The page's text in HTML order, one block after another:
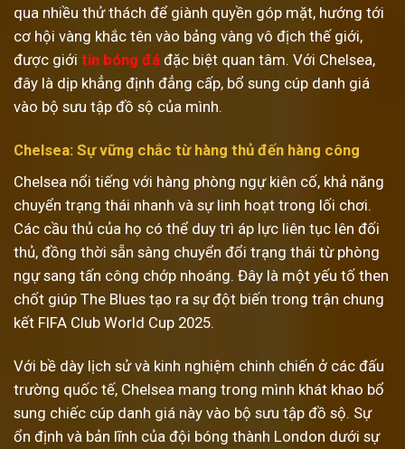
qua nhiều thử thách để giành quyền góp mặt, hướng tới
cơ hội vàng khắc tên vào bảng vàng vô địch thế giới,
được giới tin bóng đá đặc biệt quan tâm. Với Chelsea,
đây là dịp khẳng định đẳng cấp, bổ sung cúp danh giá
vào bộ sưu tập đồ sộ của mình.
Chelsea: Sự vững chắc từ hàng thủ đến hàng công
Chelsea nổi tiếng với hàng phòng ngự kiên cố, khả năng
chuyển trạng thái nhanh và sự linh hoạt trong lối chơi.
Các cầu thủ của họ có thể duy trì áp lực liên tục lên đối
thủ, đồng thời sẵn sàng chuyển đổi trạng thái từ phòng
ngự sang tấn công chớp nhoáng. Đây là một yếu tố then
chốt giúp The Blues tạo ra sự đột biến trong trận chung
kết FIFA Club World Cup 2025.
Với bề dày lịch sử và kinh nghiệm chinh chiến ở các đấu
trường quốc tế, Chelsea mang trong mình khát khao bổ
sung chiếc cúp danh giá này vào bộ sưu tập đồ sộ. Sự
ổn định và bản lĩnh của đội bóng thành London dưới sự